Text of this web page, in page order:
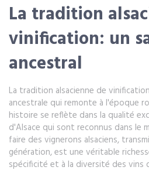
La tradition
vinification: un
ancestral
La tradition alsacienne de
ancestrale qui remonte à l'époque
histoire se reflète dans la qualité
d'Alsace qui sont reconnus dans le
faire des vignerons alsaciens,
génération, est une véritable
spécificité et à la diversité des vins